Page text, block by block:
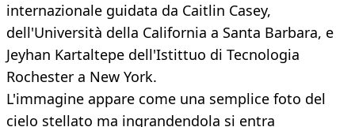
internazionale guidata da Caitlin Casey,
dell'Università della California a Santa Barbara, e
Jeyhan Kartaltepe dell'Istittuo di Tecnologia
Rochester a New York.
L'immagine appare come una semplice foto del
cielo stellato ma ingrandendola si entra